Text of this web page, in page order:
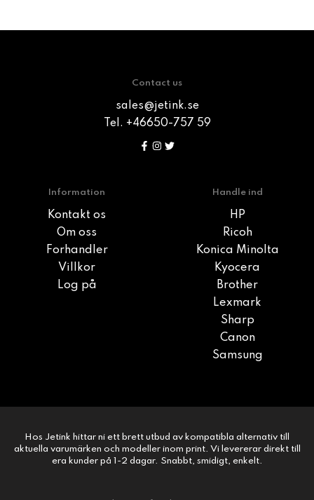
Contact us
sales@jetink.se
Tel. +46650-757 59
Information
Kontakt os
Om oss
Forhandler
Villkor
Log på
Handle ind
HP
Ricoh
Konica Minolta
Kyocera
Brother
Lexmark
Sharp
Canon
Samsung
Hos Jetink hittar ni ett brett utbud av kompatibla alternativ till
aktuella varumärken och modeller inom print. Vi levererar direkt till
era kunder på 1-2 dagar. Snabbt, smidigt, enkelt.